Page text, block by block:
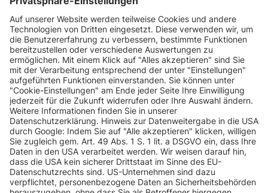
INFORMATIONEN
KUNDENSERVICE
INFORMATIONEN